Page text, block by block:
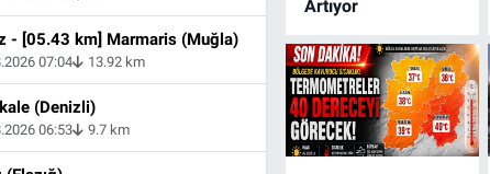
- [05.43 km] Marmaris (Muğla)
07:04 13.92 km
(Denizli)
06:53 9.7 km
Artıyor